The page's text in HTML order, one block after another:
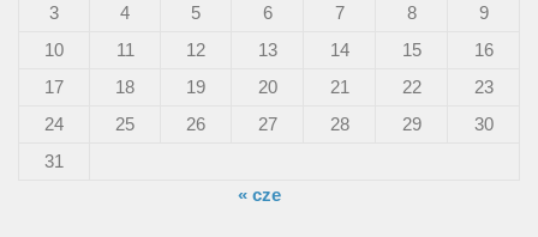
3
4 5 6 7 8
9
10
11 12 13 14 15
16
17
18 19 20 21 22
23
24
25 26 27 28 29
30
31
« cze